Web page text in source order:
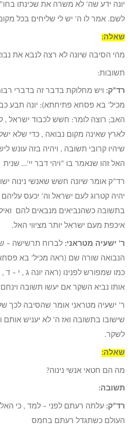
יונה ידע שה’ לא משרה את שכינתו
לשם. אמר לו ה’ יש לי שליחים בכל
שאלה:
מהי הסיבה שיונה לא רצה לנבא את
תשובות:
רד”ק: ויש מחלוקת בדבר זה בדברי
מכיל’ בא פסחא פתיחתא): יונה תבע
האב; רוצה לומר: חשש לכבוד ישראל ,
לארץ שאינה מקום נבואה , כדי שלא
שיהיו קרובי תשובה , ויהיה בזה עונש
האל זהו שנאמר בו “ויהי דבר יי’… שנית
רד”ק אומר שיונה חשש שאנשי נינוה
יהיה קטרוג לעם ישראל וה’ יכעס
בתשובה כשהנביאים מנבאים להם ואילו
איכפת מעם ישראל יותר מציווי האל.
ר’ ישעיה מטראני: לברוח תרשישה –
הנבואה שורה שם (ראה מכיל’ בא
כמו שמפורש לפנינו (ראה יונה ג , י – ד
אותו נביא השקר אם יעשו תשובה
ר’ ישעיה מטראני אומר שהסיבה לכך
שישובו בתשובה ואז ה’ לא יעניש
לשקר.
שאלה:
מה הם חטאי אנשי נינוה?
תשובה:
רד”ק: עלתה רעתם לפני – למד , כי
העולם כשתגדל רעתם בחמס